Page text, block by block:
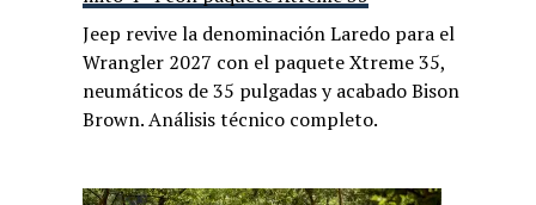
Jeep revive la denominación Laredo para el
Wrangler 2027 con el paquete Xtreme 35,
neumáticos de 35 pulgadas y acabado Bison
Brown. Análisis técnico completo.